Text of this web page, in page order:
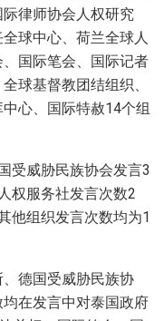
律师协会人权研究
球中心、荷兰全球人
国际笔会、国际记者
球基督教团结组织、
心、国际特赦14个组
受威胁民族协会发言3
权服务社发言次数2
他组织发言次数均为1
德国受威胁民族协
在发言中对泰国政府